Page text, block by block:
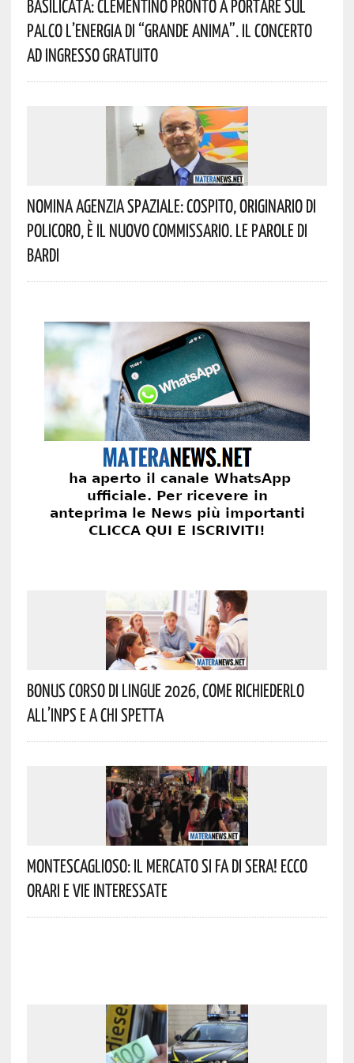
Basilicata: Clementino Pronto A Portare Sul
Palco L’energia Di “Grande Anima”. Il Concerto
Ad Ingresso Gratuito
Nomina Agenzia Spaziale: Cospito, Originario Di
Policoro, È Il Nuovo Commissario. Le Parole Di
Bardi
Bonus Corso Di Lingue 2026, Come Richiederlo
All’INPS E A Chi Spetta
Montescaglioso: Il Mercato Si Fa Di Sera! Ecco
Orari E Vie Interessate